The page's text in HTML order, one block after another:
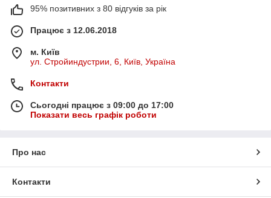
95% позитивних з 80 відгуків за рік
Працює з 12.06.2018
м. Київ
ул. Стройиндустрии, 6, Київ, Україна
Контакти
Сьогодні працює з 09:00 до 17:00
Показати весь графік роботи
Про нас
Контакти